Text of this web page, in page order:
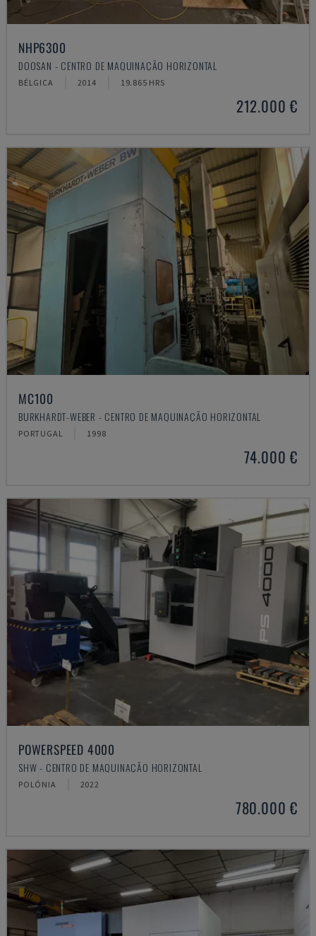
NHP6300
DOOSAN - CENTRO DE MAQUINAÇÃO HORIZONTAL
BÉLGICA 2014 19.865 HRS
212.000 €
MC100
BURKHARDT-WEBER - CENTRO DE MAQUINAÇÃO HORIZONTAL
PORTUGAL 1998
74.000 €
POWERSPEED 4000
SHW - CENTRO DE MAQUINAÇÃO HORIZONTAL
POLÓNIA 2022
780.000 €